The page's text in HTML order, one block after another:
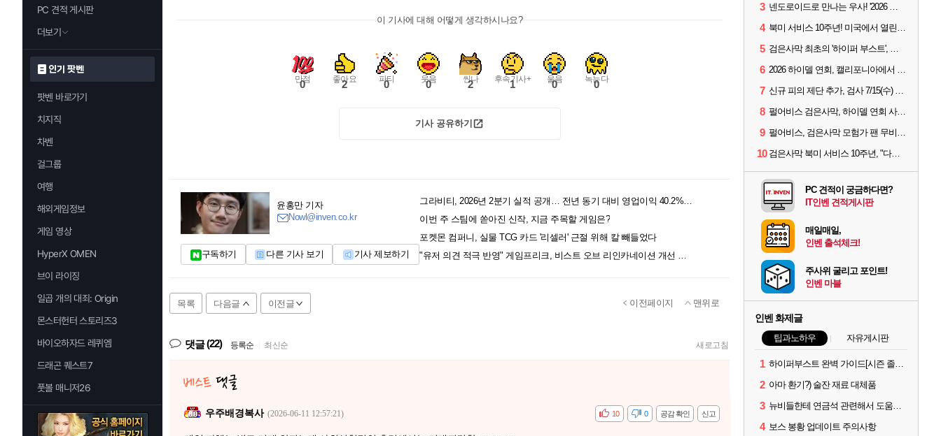
PC 견적 게시판
더보기
인기 팟벤
팟벤 바로가기
치지직
차벤
걸그룹
여행
해외게임정보
게임 영상
HyperX OMEN
브이 라이징
일곱 개의 대죄: Origin
몬스터헌터 스토리즈3
바이오하자드 레퀴엠
드래곤 퀘스트7
풋볼 매니저26
이 기사에 대해 어떻게 생각하시나요?
만점
0 좋아요
2 파티
0 웃음
0 씬나
2 후속기사+
1 울음
0 녹는다
0
기사 공유하기
윤홍만 기자
Nowl@inven.co.kr
구독하기 다른 기사 보기 기사 제보하기
이번 주 스팀에 쏟아진 신작, 지금 주목할 게임은?
포켓몬 컴퍼니, 실물 TCG 카드 '리셀러' 근절 위해 칼 빼들었다
목록 다음글 이전글 이전페이지 맨위로
댓글(22) 등록순 최신순 새로고침
우주배경복사 (2026-06-11 12:57:21) 신고
공감 확인
비공감 0
10
3 넨도로이드로 만나는 우사! '2026 하이델 연회' 막바지 깜짝 공개
4 북미 서비스 10주년! 미국에서 열린 '검은사막 하이델 연회'
5 검은사막 최초의 '하이퍼 부스트', 직접 해봤습니다
6 2026 하이델 연회, 캘리포니아에서 개최
7 신규 피의 제단 추가, 검사 7/15(수) 패치 핵심 정리
8 펄어비스 검은사막, 하이델 연회 사전 이벤트 시작
9 펄어비스, 검은사막 모험가 팬 무비 '마디걸스' 글로벌 상영회 개최
10 검은사막 북미 서비스 10주년, "다음 10년도 우리만의 액션으로"
PC 견적이 궁금하다면?
IT인벤 견적게시판
매일매일,
인벤 출석체크!
주사위 굴리고 포인트!
인벤 마블
인벤 화제글
팁과노하우 자유게시판
1 하이퍼부스트 완벽 가이드[시즌 졸업 부터 공방합 750까지] _ 21시간 26분 컷 성장 꿀팁 총 정리
2 아마 환기?) 술잔 재료 대체품
3 뉴비들한테 연금석 관련해서 도움이 될까해서..(벨의심장 등)
4 보스 봉황 업데이트 주의사항